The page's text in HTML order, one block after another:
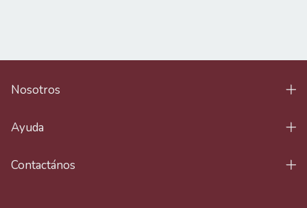
Nosotros
Ayuda
Contactános